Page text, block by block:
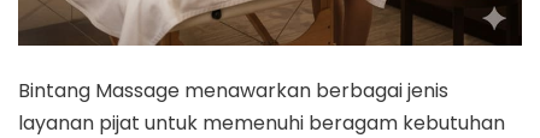
Bintang Massage menawarkan berbagai jenis
layanan pijat untuk memenuhi beragam kebutuhan